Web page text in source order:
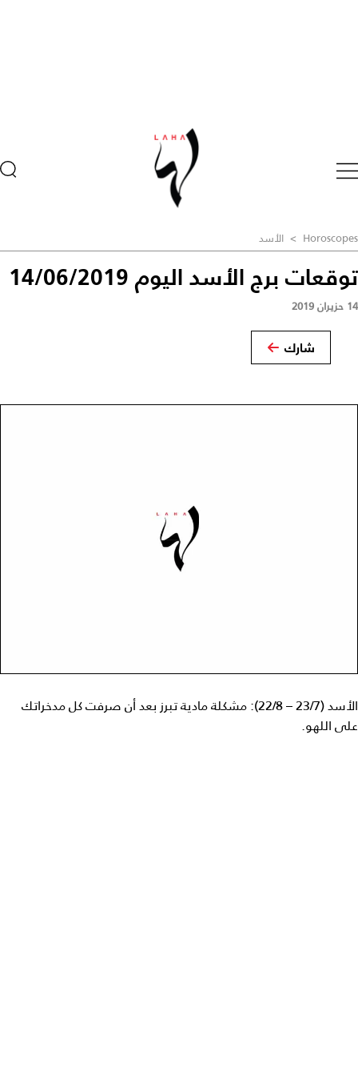
Horoscopes
> الأسد
توقعات برج الأسد اليوم 14/06/2019
14 حزيران 2019
شارك
الأسد (23/7 – 22/8): مشكلة مادية تبرز بعد أن صرفت كل مدخراتك
على اللهو.